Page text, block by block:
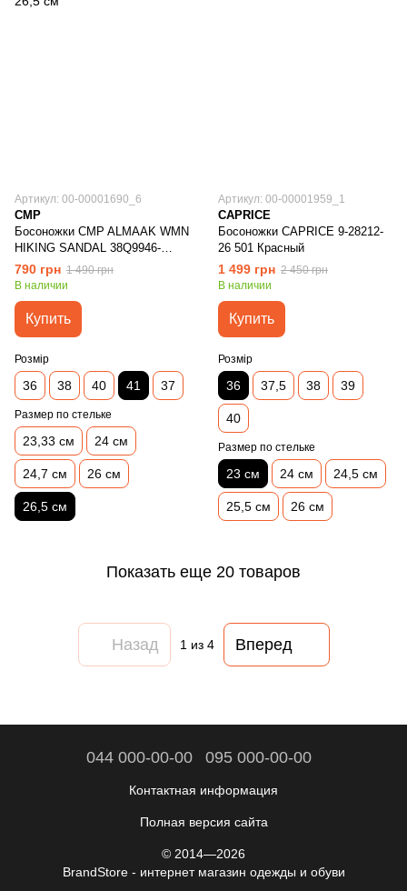
Артикул: 00-00001690_6
CMP
Босоножки CMP ALMAAK WMN
HIKING SANDAL 38Q9946-
86UE Серый
790 грн 1 490 грн
В наличии
Купить
Розмір
36 38 40 41 37
Размер по стельке
23,33 см 24 см
24,7 см 26 см
26,5 см
Артикул: 00-00001959_1
CAPRICE
Босоножки CAPRICE 9-28212-
26 501 Красный
1 499 грн 2 450 грн
В наличии
Купить
Розмір
36 37,5 38 39
40
Размер по стельке
23 см 24 см 24,5 см
25,5 см 26 см
Показать еще 20 товаров
Назад 1из 4 Вперед
044 000-00-00 095 000-00-00
Контактная информация
Полная версия сайта
© 2014—2026
BrandStore - интернет магазин одежды и обуви